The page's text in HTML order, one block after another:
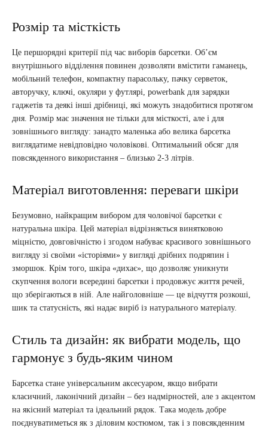
Розмір та місткість
Це першорядні критерії під час виборів барсетки. Об’єм
внутрішнього відділення повинен дозволяти вмістити гаманець,
мобільний телефон, компактну парасольку, пачку серветок,
авторучку, ключі, окуляри у футлярі, powerbank для зарядки
гаджетів та деякі інші дрібниці, які можуть знадобитися протягом
дня. Розмір має значення не тільки для місткості, але і для
зовнішнього вигляду: занадто маленька або велика барсетка
виглядатиме невідповідно чоловікові. Оптимальний обсяг для
повсякденного використання – близько 2-3 літрів.
Матеріал виготовлення: переваги шкіри
Безумовно, найкращим вибором для чоловічої барсетки є
натуральна шкіра. Цей матеріал відрізняється винятковою
міцністю, довговічністю і згодом набуває красивого зовнішнього
вигляду зі своїми «історіями» у вигляді дрібних подряпин і
зморшок. Крім того, шкіра «дихає», що дозволяє уникнути
скупчення вологи всередині барсетки і продовжує життя речей,
що зберігаються в ній. Але найголовніше — це відчуття розкоші,
шик та статусність, які надає виріб із натурального матеріалу.
Стиль та дизайн: як вибрати модель, що
гармонує з будь-яким чином
Барсетка стане універсальним аксесуаром, якщо вибрати
класичний, лаконічний дизайн – без надмірностей, але з акцентом
на якісний матеріал та ідеальний рядок. Така модель добре
поєднуватиметься як з діловим костюмом, так і з повсякденним